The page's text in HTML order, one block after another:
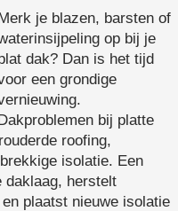
je blazen, barsten of
op bij je
dak? Dan is het tijd
een grondige
bij platte
roofing,
isolatie. Een
daklaag, herstelt
plaatst nieuwe isolatie